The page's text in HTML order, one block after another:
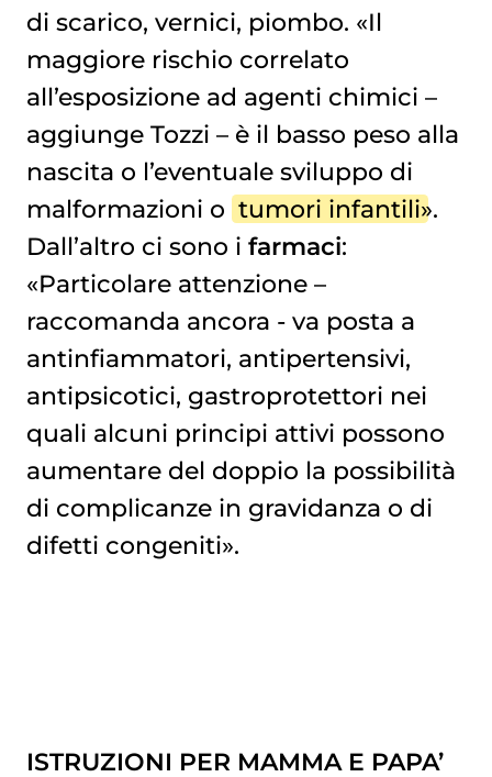
di scarico, vernici, piombo. «Il
maggiore rischio correlato
all’esposizione ad agenti chimici –
aggiunge Tozzi – è il basso peso alla
nascita o l’eventuale sviluppo di
malformazioni o tumori infantili».
Dall’altro ci sono i farmaci:
«Particolare attenzione –
raccomanda ancora - va posta a
antinfiammatori, antipertensivi,
antipsicotici, gastroprotettori nei
quali alcuni principi attivi possono
aumentare del doppio la possibilità
di complicanze in gravidanza o di
difetti congeniti».
ISTRUZIONI PER MAMMA E PAPA’